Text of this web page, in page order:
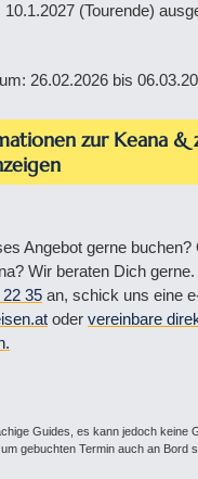
10.1.2027 (Tourende)
26.02.2026 bis
zur Keana &
Angebot gerne
Wir beraten Dich
35 an, schick uns eine
oder vereinbare
Guides, es kann jedoch keine
gebuchten Termin auch an Bord